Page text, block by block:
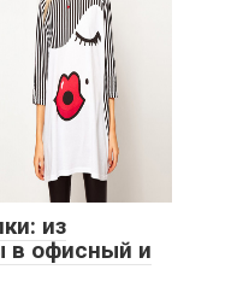
из
в офисный и